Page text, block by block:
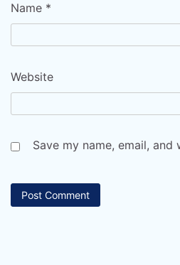
Name *
Website
Save my name, email,